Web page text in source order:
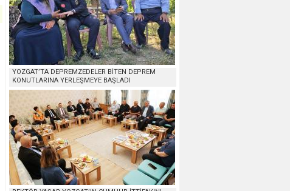
YOZGAT’TA DEPREMZEDELER BİTEN DEPREM
KONUTLARINA YERLEŞMEYE BAŞLADI